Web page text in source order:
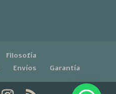
Filosofía
Envíos Garantía